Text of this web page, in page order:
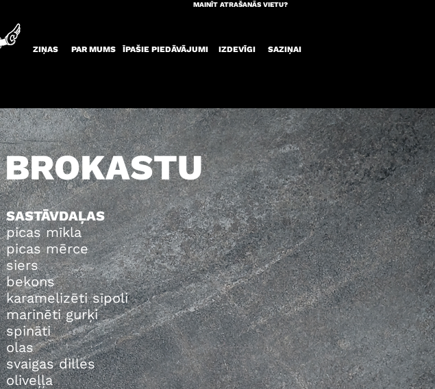
BROKASTU
SASTĀVDAĻAS
picas mīkla
picas mērce
siers
bekons
karamelizēti sīpoli
marinēti gurķi
spināti
olas
svaigas dilles
oliveļļa
MAINĪT ATRAŠANĀS VIETU?
ZIŅAS PAR MUMS ĪPAŠIE PIEDĀVĀJUMI IZDEVĪGI SAZIŅAI